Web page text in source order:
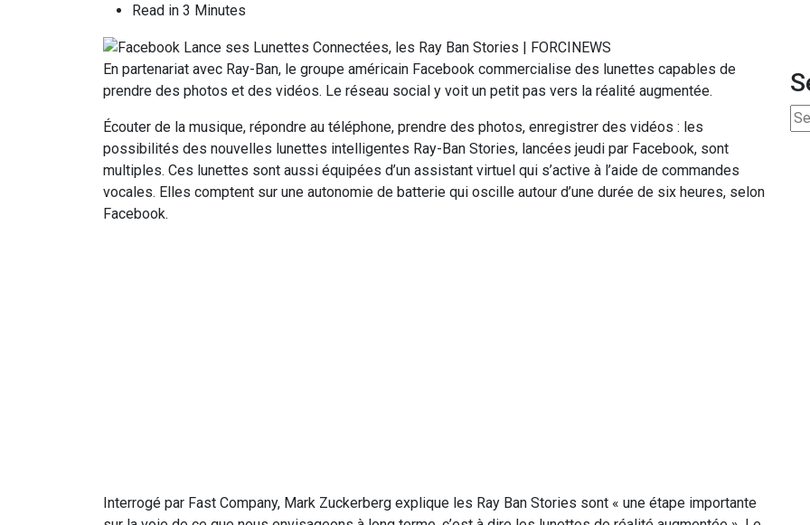
Read in 3 Minutes
En partenariat avec Ray-Ban, le groupe américain Facebook commercialise des lunettes capables de
prendre des photos et des vidéos. Le réseau social y voit un petit pas vers la réalité augmentée.
Écouter de la musique, répondre au téléphone, prendre des photos, enregistrer des vidéos : les
possibilités des nouvelles lunettes intelligentes Ray-Ban Stories, lancées jeudi par Facebook, sont
multiples. Ces lunettes sont aussi équipées d’un assistant virtuel qui s’active à l’aide de commandes
vocales. Elles comptent sur une autonomie de batterie qui oscille autour d’une durée de six heures, selon
Facebook.
Interrogé par Fast Company, Mark Zuckerberg explique les Ray Ban Stories sont « une étape importante